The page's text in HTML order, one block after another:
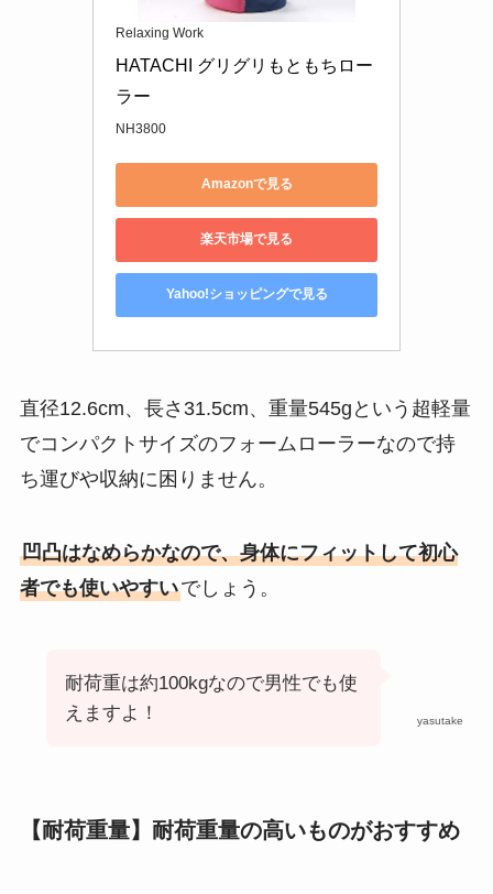
Relaxing Work
HATACHI グリグリもともちロー
ラー
NH3800
Amazonで見る
楽天市場で見る
Yahoo!ショッピングで見る
直径12.6cm、長さ31.5cm、重量545gという超軽量
でコンパクトサイズのフォームローラーなので持
ち運びや収納に困りません。
凹凸はなめらかなので、身体にフィットして初心
者でも使いやすいでしょう。
yasutake
耐荷重は約100kgなので男性でも使
えますよ！
【耐荷重量】耐荷重量の高いものがおすすめ